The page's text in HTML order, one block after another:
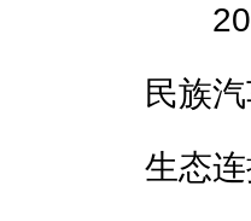
民族
生态